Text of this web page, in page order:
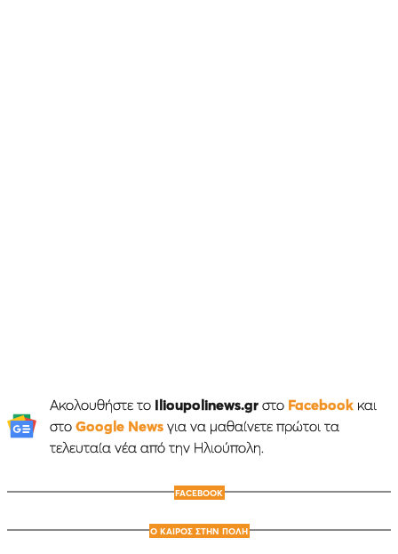
Ακολουθήστε το Ilioupolinews.grστο Facebookκαι
στο Google Newsγια να μαθαίνετε πρώτοι τα
τελευταία νέα από την Ηλιούπολη.
FACEBOOK
Ο ΚΑΙΡΟΣ ΣΤΗΝ ΠΟΛΗ